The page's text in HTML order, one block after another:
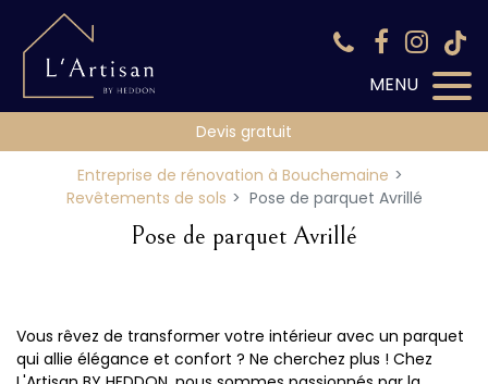
Devis gratuit
Entreprise de rénovation à Bouchemaine
Revêtements de sols
Pose de parquet Avrillé
Pose de parquet Avrillé
Vous rêvez de transformer votre intérieur avec un parquet
qui allie élégance et confort ? Ne cherchez plus ! Chez
Panneau de gestion des cookies